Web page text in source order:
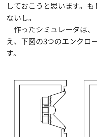
しておこうと思います。
ないし。
作ったシミュレータは、
え、下図の3つのエンクロ
す。